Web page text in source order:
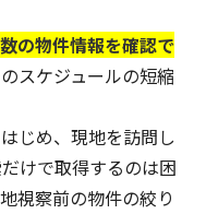
の物件情報を確認で
スケジュールの短縮
じめ、現地を訪問し
けで取得するのは困
視察前の物件の絞り